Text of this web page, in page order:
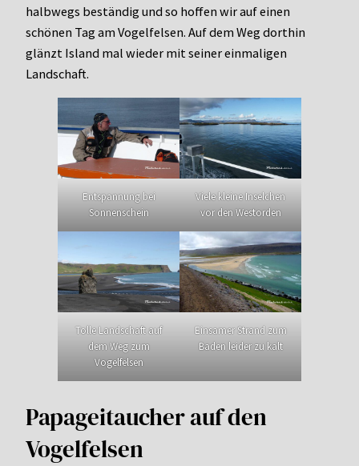
halbwegs beständig und so hoffen wir auf einen
schönen Tag am Vogelfelsen. Auf dem Weg dorthin
glänzt Island mal wieder mit seiner einmaligen
Landschaft.
Entspannung bei
Sonnenschein
Viele kleine Inselchen
vor den Westorden
Tolle Landschaft auf
dem Weg zum
Vogelfelsen
Einsamer Strand zum
Baden leider zu kalt
Papageitaucher auf den
Vogelfelsen